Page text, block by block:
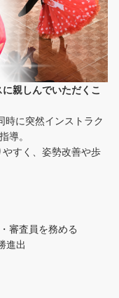
に親しんでいただくこ
時に突然インストラク
導。
すく、姿勢改善や歩
審査員を務める
進出